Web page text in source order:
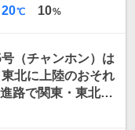
最
温
20℃ 10%
（チャンホン）は
北に上陸のおそれ
路で関東・東北か
による雨雲が到来